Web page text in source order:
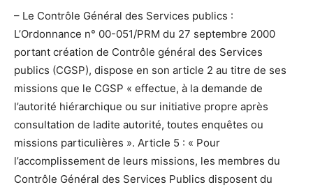
– Le Contrôle Général des Services publics :
L’Ordonnance n° 00-051/PRM du 27 septembre 2000
portant création de Contrôle général des Services
publics (CGSP), dispose en son article 2 au titre de ses
missions que le CGSP « effectue, à la demande de
l’autorité hiérarchique ou sur initiative propre après
consultation de ladite autorité, toutes enquêtes ou
missions particulières ». Article 5 : « Pour
l’accomplissement de leurs missions, les membres du
Contrôle Général des Services Publics disposent du